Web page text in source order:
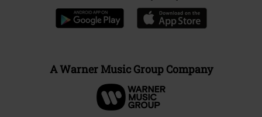
A Warner Music Group Company